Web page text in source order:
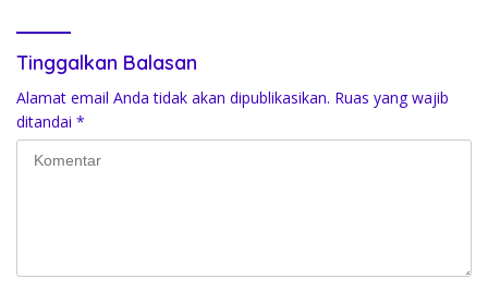
Tinggalkan Balasan
Alamat email Anda tidak akan dipublikasikan. Ruas yang wajib
ditandai *